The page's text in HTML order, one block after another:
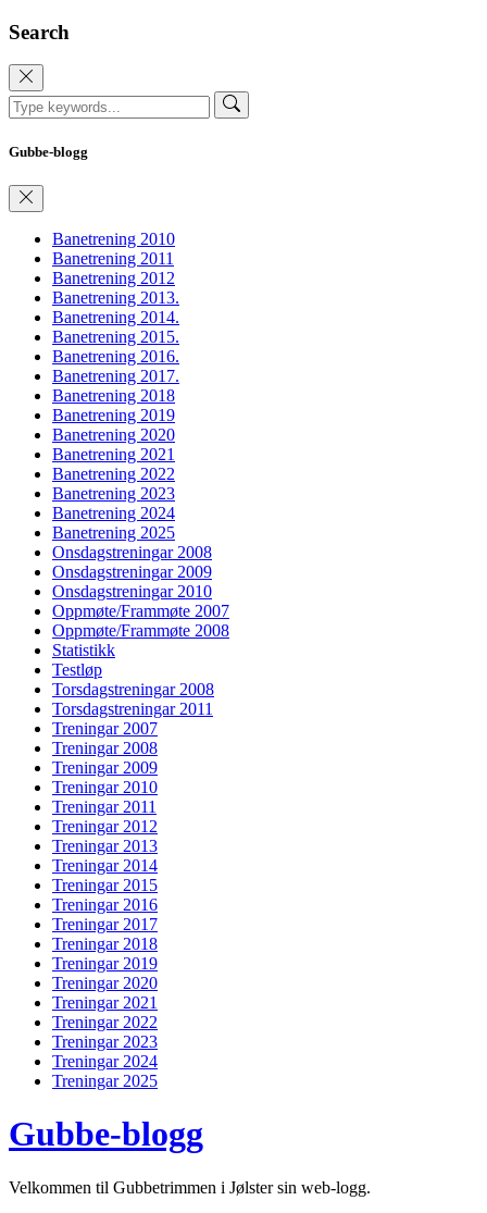
Search
Gubbe-blogg
Banetrening 2010
Banetrening 2011
Banetrening 2012
Banetrening 2013.
Banetrening 2014.
Banetrening 2015.
Banetrening 2016.
Banetrening 2017.
Banetrening 2018
Banetrening 2019
Banetrening 2020
Banetrening 2021
Banetrening 2022
Banetrening 2023
Banetrening 2024
Banetrening 2025
Onsdagstreningar 2008
Onsdagstreningar 2009
Onsdagstreningar 2010
Oppmøte/Frammøte 2007
Oppmøte/Frammøte 2008
Statistikk
Testløp
Torsdagstreningar 2008
Torsdagstreningar 2011
Treningar 2007
Treningar 2008
Treningar 2009
Treningar 2010
Treningar 2011
Treningar 2012
Treningar 2013
Treningar 2014
Treningar 2015
Treningar 2016
Treningar 2017
Treningar 2018
Treningar 2019
Treningar 2020
Treningar 2021
Treningar 2022
Treningar 2023
Treningar 2024
Treningar 2025
Gubbe-blogg
Velkommen til Gubbetrimmen i Jølster sin web-logg.